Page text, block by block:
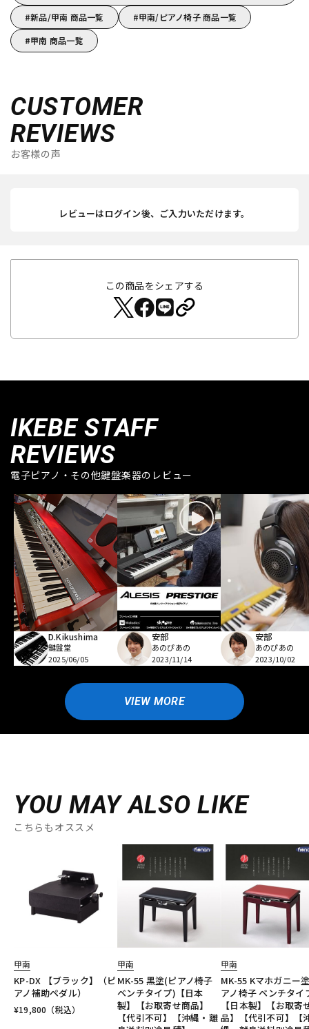
新品/甲南 商品一覧
甲南/ピアノ椅子 商品一覧
甲南 商品一覧
CUSTOMER
REVIEWS
お客様の声
レビューはログイン後、ご入力いただけます。
この商品をシェアする
IKEBE STAFF
REVIEWS
電子ピアノ・その他鍵盤楽器のレビュー
D.Kikushima
鍵盤堂
2025/06/05
安部
あのぴあの
2023/11/14
安部
あのぴあの
2023/10/02
VIEW MORE
YOU MAY ALSO LIKE
こちらもオススメ
甲南
KP-DX 【ブラック】（ピ
アノ補助ペダル）
¥19,800 （税込）
甲南
MK-55 黒塗(ピアノ椅子
ベンチタイプ)【日本
製】【お取寄せ商品】
【代引不可】【沖縄・離
甲南
MK-55 Kマホガニー
アノ椅子 ベンチタイ
【日本製】【お取寄
品】【代引不可】【